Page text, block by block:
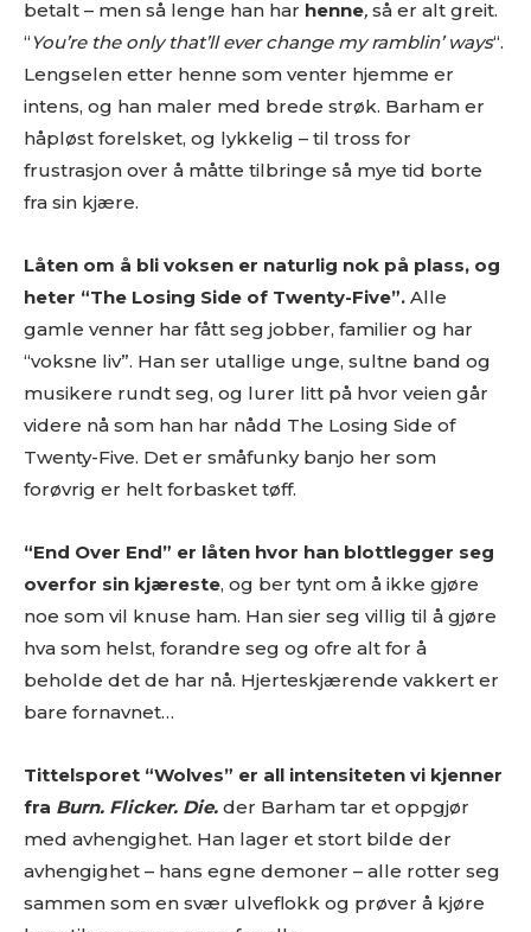
Litt om deg. Om prosjektet ditt, og når det er release osv.
Link til et sted der vi kan høre et eksempel uten å
måtteleteetter musikken din. Og uten å måtte logge
inn…
(gode eksempler er f.eks Soundcloud og YouTube. Dårlige
er Spotify og Tidal.)
Platen som nedlastbar MP3
stream på Soundcloud er fint, men vi vil uansettpå et
tidspunkt spørre deg om MP3er hvis musikken skal
. Flere i redaksjonen styrer unna
disse stedene, så henvendelser med linker dit som eneste
sted får dessverre møte “delete”-knappen.
Gjerne en link til en EPK som beskriver prosjektet ditt
Og gjerne linker til din nettside eller en Facebookside hvor
Minst 1024px bredde er fint.
Det er lov å purre oss opp etter en liten stund.
Erfaringsmessig så er det uhyre vanskelig å få hørt og sjekket
alt, så en høflig påminnelse om at du har sendt oss musikken
din er godt innafor.
Og vi er hverken så strenge eller skumle som disse punktene
betalt – men så lenge han har henne, så er alt greit.
“You’re the only that’ll ever change my ramblin’ ways“.
Lengselen etter henne som venter hjemme er
intens, og han maler med brede strøk. Barham er
håpløst forelsket, og lykkelig – til tross for
frustrasjon over å måtte tilbringe så mye tid borte
fra sin kjære.
Låten om å bli voksen er naturlig nok på plass, og
heter “The Losing Side of Twenty-Five”. Alle
gamle venner har fått seg jobber, familier og har
“voksne liv”. Han ser utallige unge, sultne band og
musikere rundt seg, og lurer litt på hvor veien går
videre nå som han har nådd The Losing Side of
Twenty-Five. Det er småfunky banjo her som
forøvrig er helt forbasket tøff.
“End Over End” er låten hvor han blottlegger seg
overfor sin kjæreste, og ber tynt om å ikke gjøre
noe som vil knuse ham. Han sier seg villig til å gjøre
hva som helst, forandre seg og ofre alt for å
beholde det de har nå. Hjerteskjærende vakkert er
bare fornavnet…
Tittelsporet “Wolves” er all intensiteten vi kjenner
fra Burn. Flicker. Die. der Barham tar et oppgjør
med avhengighet. Han lager et stort bilde der
avhengighet – hans egne demoner – alle rotter seg
sammen som en svær ulveflokk og prøver å kjøre